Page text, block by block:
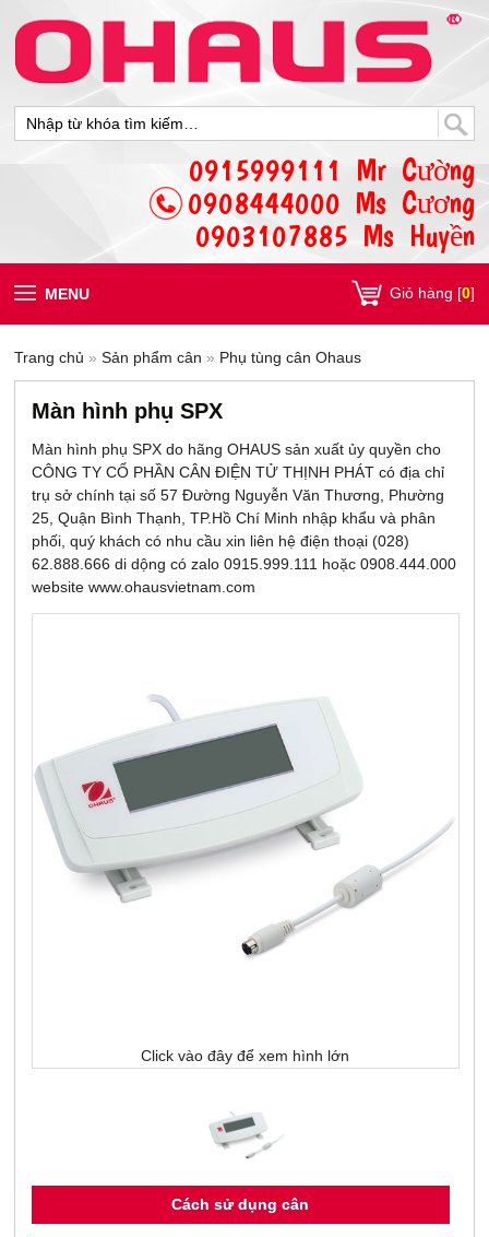
0915999111 Mr Cường
0908444000 Ms Cương
0903107885 Ms Huyền
MENU Giỏ hàng [0]
Trang chủ »Sản phẩm cân » Phụ tùng cân Ohaus
Màn hình phụ SPX
Màn hình phụ SPX do hãng OHAUS sản xuất ủy quyền cho
CÔNG TY CỔ PHẦN CÂN ĐIỆN TỬ THỊNH PHÁT có địa chỉ
trụ sở chính tại số 57 Đường Nguyễn Văn Thương, Phường
25, Quận Bình Thạnh, TP.Hồ Chí Minh nhập khẩu và phân
phối, quý khách có nhu cầu xin liên hệ điện thoại (028)
62.888.666 di dộng có zalo 0915.999.111 hoặc 0908.444.000
website www.ohausvietnam.com
Click vào đây để xem hình lớn
Cách sử dụng cân